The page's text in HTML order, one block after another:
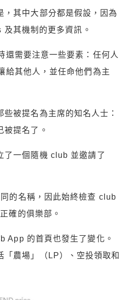
，其中大部分都是假設，因為
其機制的更多資訊。
還需要注意一些要素：任何人
給其他人，並任命他們為主
被提名為主席的知名人士：
被提名了。
了一個隨機 club 並邀請了
的名稱，因此始終檢查 club
確的俱樂部。
App 的首頁也發生了變化。
「農場」（LP）、空投領取和